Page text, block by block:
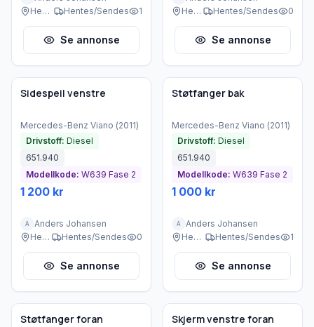
Heggedal
Hentes/Sendes 1
Se annonse
Heggedal
Hentes/Sendes 0
Se annonse
Brukt - god tilstand
Sidespeil venstre
Mercedes-Benz Viano (2011)
Drivstoff: Diesel
651.940
Modellkode: W639 Fase 2
1 200 kr
A
Anders Johansen
Heggedal
Hentes/Sendes 0
Se annonse
Brukt - god tilstand
Støtfanger bak
Mercedes-Benz Viano (2011)
Drivstoff: Diesel
651.940
Modellkode: W639 Fase 2
1 000 kr
A
Anders Johansen
Heggedal
Hentes/Sendes 1
Se annonse
Brukt - god tilstand
Støtfanger foran
Brukt - god tilstand
Skjerm venstre foran